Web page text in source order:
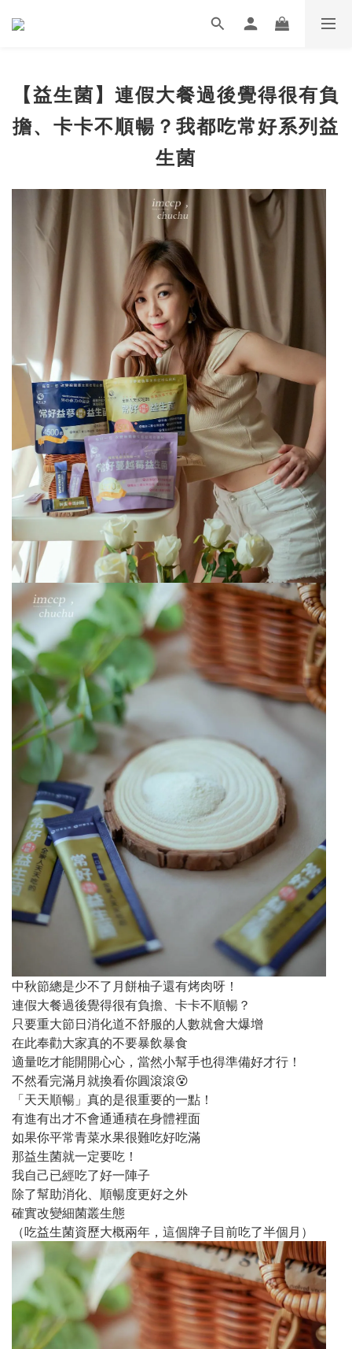
【益生菌】連假大餐過後覺得很有負
擔、卡卡不順暢？我都吃常好系列益
生菌
中秋節總是少不了月餅柚子還有烤肉呀！
連假大餐過後覺得很有負擔、卡卡不順暢？
只要重大節日消化道不舒服的人數就會大爆增
在此奉勸大家真的不要暴飲暴食
適量吃才能開開心心，當然小幫手也得準備好才行！
不然看完滿月就換看你圓滾滾😵
「天天順暢」真的是很重要的一點！
有進有出才不會通通積在身體裡面
如果你平常青菜水果很難吃好吃滿
那益生菌就一定要吃！
我自己已經吃了好一陣子
除了幫助消化、順暢度更好之外
確實改變細菌叢生態
（吃益生菌資歷大概兩年，這個牌子目前吃了半個月）